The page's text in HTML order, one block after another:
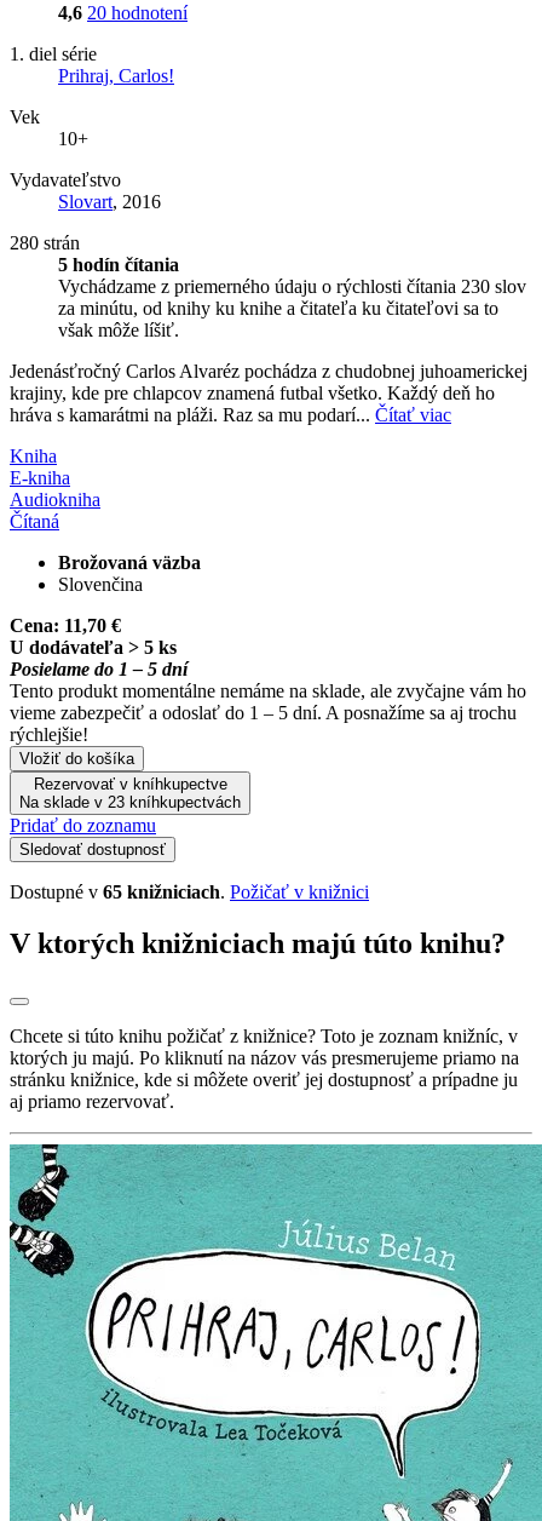
4,6 20 hodnotení
1. diel série
Prihraj, Carlos!
Vek
10+
Vydavateľstvo
Slovart, 2016
280 strán
5 hodín čítania
Vychádzame z priemerného údaju o rýchlosti čítania 230 slov
za minútu, od knihy ku knihe a čitateľa ku čitateľovi sa to
však môže líšiť.
Jedenásťročný Carlos Alvaréz pochádza z chudobnej juhoamerickej
krajiny, kde pre chlapcov znamená futbal všetko. Každý deň ho
hráva s kamarátmi na pláži. Raz sa mu podarí... Čítať viac
Kniha
E-kniha
Audiokniha
Čítaná
Brožovaná väzba
Slovenčina
Cena: 11,70 €
U dodávateľa > 5 ks
Posielame do 1 – 5 dní
Tento produkt momentálne nemáme na sklade, ale zvyčajne vám ho
vieme zabezpečiť a odoslať do 1 – 5 dní. A posnažíme sa aj trochu
rýchlejšie!
Vložiť do košíka
Rezervovať v kníhkupectve
Na sklade v 23 kníhkupectvách
Pridať do zoznamu
Sledovať dostupnosť
Dostupné v 65 knižniciach. Požičať v knižnici
V ktorých knižniciach majú túto knihu?
Chcete si túto knihu požičať z knižnice? Toto je zoznam knižníc, v
ktorých ju majú. Po kliknutí na názov vás presmerujeme priamo na
stránku knižnice, kde si môžete overiť jej dostupnosť a prípadne ju
aj priamo rezervovať.